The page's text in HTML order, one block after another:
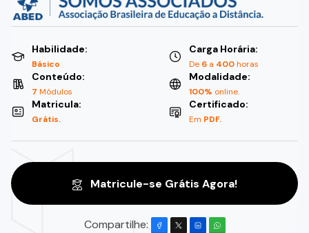
Habilidade:
Básico
Carga Horária:
De 6 a 400horas
Conteúdo:
7 Módulos
Modalidade:
100% online.
Matricula:
Grátis.
Certificado:
Em PDF.
Matricule-se Grátis Agora!
Compartilhe: